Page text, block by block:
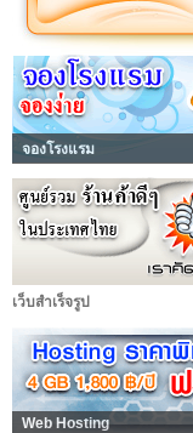
จองโรงแรม
เว็บสำเร็จรูป
Web Hosting